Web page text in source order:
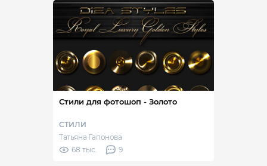
Стили для фотошоп - Золото
СТИЛИ
Татьяна Гапонова
68 тыс.
9